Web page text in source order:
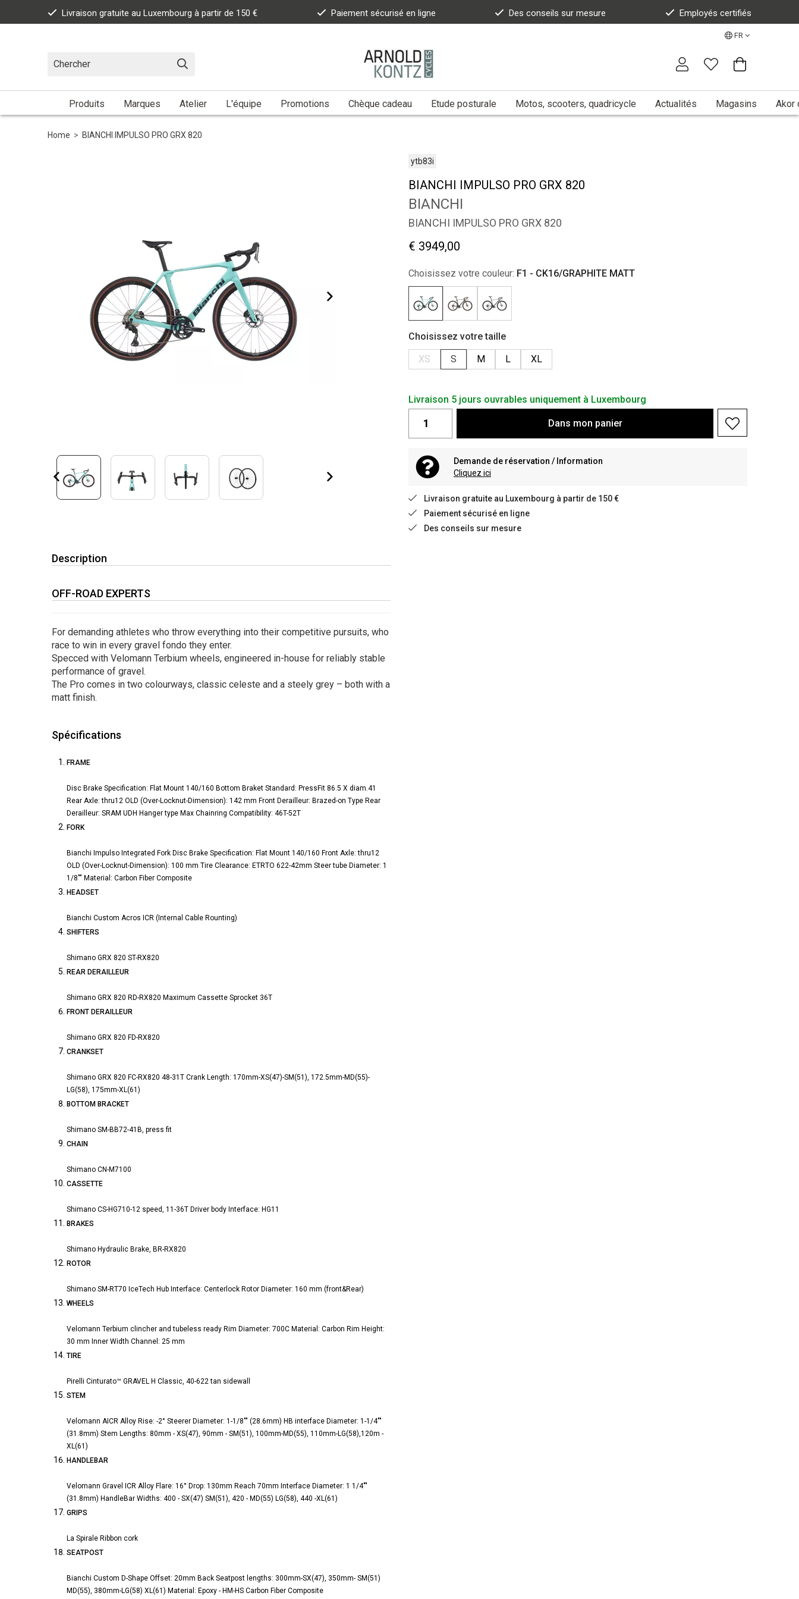
Livraison gratuite au Luxembourg à partir de 150 € Paiement sécurisé en ligne Des conseils sur mesure Employés certifiés
FR
Produits Marques Atelier L'équipe Promotions Chèque cadeau Etude posturale Motos, scooters, quadricycle Actualités Magasins Akor
Home > BIANCHI IMPULSO PRO GRX 820
ytb83i
BIANCHI IMPULSO PRO GRX 820
BIANCHI
BIANCHI IMPULSO PRO GRX 820
€ 3949,00
Choisissez votre couleur: F1 - CK16/GRAPHITE MATT
Choisissez votre taille
XS
S M L XL
Livraison 5 jours ouvrables uniquement à Luxembourg
Dans mon panier
Demande de réservation / Information
Cliquez ici
Livraison gratuite au Luxembourg à partir de 150 €
Paiement sécurisé en ligne
Des conseils sur mesure
Description
OFF-ROAD EXPERTS
For demanding athletes who throw everything into their competitive pursuits, who
race to win in every gravel fondo they enter.
Specced with Velomann Terbium wheels, engineered in-house for reliably stable
performance of gravel.
The Pro comes in two colourways, classic celeste and a steely grey – both with a
matt finish.
Spécifications
FRAME
Disc Brake Specification: Flat Mount 140/160 Bottom Braket Standard: PressFit 86.5 X diam.41
Rear Axle: thru12 OLD (Over-Locknut-Dimension): 142 mm Front Derailleur: Brazed-on Type Rear
Derailleur: SRAM UDH Hanger type Max Chainring Compatibility: 46T-52T
FORK
Bianchi Impulso Integrated Fork Disc Brake Specification: Flat Mount 140/160 Front Axle: thru12
OLD (Over-Locknut-Dimension): 100 mm Tire Clearance: ETRTO 622-42mm Steer tube Diameter: 1
1/8"" Material: Carbon Fiber Composite
HEADSET
Bianchi Custom Acros ICR (Internal Cable Rounting)
SHIFTERS
Shimano GRX 820 ST-RX820
REAR DERAILLEUR
Shimano GRX 820 RD-RX820 Maximum Cassette Sprocket 36T
FRONT DERAILLEUR
Shimano GRX 820 FD-RX820
CRANKSET
Shimano GRX 820 FC-RX820 48-31T Crank Length: 170mm-XS(47)-SM(51), 172.5mm-MD(55)-
LG(58), 175mm-XL(61)
BOTTOM BRACKET
Shimano SM-BB72-41B, press fit
CHAIN
Shimano CN-M7100
CASSETTE
Shimano CS-HG710-12 speed, 11-36T Driver body Interface: HG11
BRAKES
Shimano Hydraulic Brake, BR-RX820
ROTOR
Shimano SM-RT70 IceTech Hub Interface: Centerlock Rotor Diameter: 160 mm (front&Rear)
WHEELS
Velomann Terbium clincher and tubeless ready Rim Diameter: 700C Material: Carbon Rim Height:
30 mm Inner Width Channel: 25 mm
TIRE
Pirelli Cinturato™ GRAVEL H Classic, 40-622 tan sidewall
STEM
Velomann AICR Alloy Rise: -2° Steerer Diameter: 1-1/8"" (28.6mm) HB interface Diameter: 1-1/4""
(31.8mm) Stem Lengths: 80mm - XS(47), 90mm - SM(51), 100mm-MD(55), 110mm-LG(58),120m -
XL(61)
HANDLEBAR
Velomann Gravel ICR Alloy Flare: 16° Drop: 130mm Reach 70mm Interface Diameter: 1 1/4""
(31.8mm) HandleBar Widths: 400 - SX(47) SM(51), 420 - MD(55) LG(58), 440 -XL(61)
GRIPS
La Spirale Ribbon cork
SEATPOST
Bianchi Custom D-Shape Offset: 20mm Back Seatpost lengths: 300mm-SX(47), 350mm- SM(51)
MD(55), 380mm-LG(58) XL(61) Material: Epoxy - HM-HS Carbon Fiber Composite